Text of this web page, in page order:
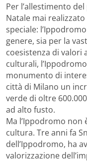
Per l’allestimento
Natale mai
speciale:
genere, sia per la
coesistenza di valori
culturali,
monumento di
città di Milano un
verde di oltre
ad alto fusto.
Ma l’Ippodromo
cultura. Tre anni fa
dell’Ippodromo, ha
valorizzazione